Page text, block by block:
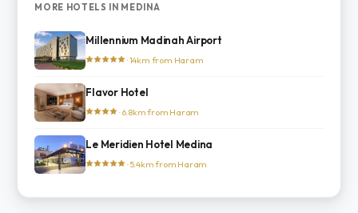
MORE HOTELS IN MEDINA
Millennium Madinah Airport
· 14km from Haram
Flavor Hotel
· 6.8km from Haram
Le Meridien Hotel Medina
· 5.4km from Haram